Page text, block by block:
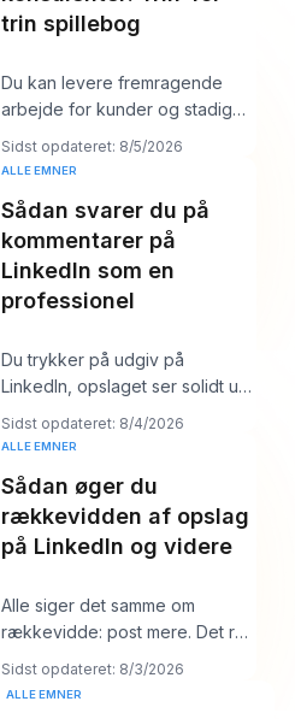
trin spillebog
Du kan levere fremragende
arbejde for kunder og stadig
føle dig mærkeligt usynlig
online. Arbejdet b
Sidst opdateret: 8/5/2026
ALLE EMNER
Sådan svarer du på
kommentarer på
LinkedIn som en
professionel
Du trykker på udgiv på
LinkedIn, opslaget ser solidt ud,
og så begynder arbejdet. Et
par kommentarer
Sidst opdateret: 8/4/2026
ALLE EMNER
Sådan øger du
rækkevidden af opslag
på LinkedIn og videre
Alle siger det samme om
rækkevidde: post mere. Det råd
lyder produktivt, men det
skjuler som regel k
Sidst opdateret: 8/3/2026
ALLE EMNER